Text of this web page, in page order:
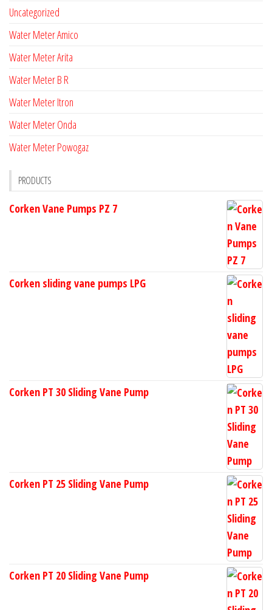
Uncategorized
Water Meter Amico
Water Meter Arita
Water Meter B R
Water Meter Itron
Water Meter Onda
Water Meter Powogaz
PRODUCTS
Corken Vane Pumps PZ 7
Corken sliding vane pumps LPG
Corken PT 30 Sliding Vane Pump
Corken PT 25 Sliding Vane Pump
Corken PT 20 Sliding Vane Pump